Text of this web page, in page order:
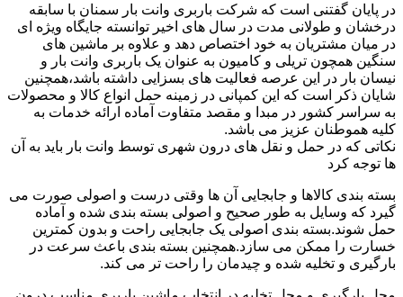
در پایان گفتنی است که شرکت باربری وانت بار سمنان با سابقه
درخشان و طولانی مدت در سال های اخیر توانسته جایگاه ویژه ای
در میان مشتریان به خود اختصاص دهد و علاوه بر ماشین های
سنگین همچون تریلی و کامیون به عنوان یک باربری وانت بار و
نیسان بار در این عرصه فعالیت های بسزایی داشته باشد،همچنین
شایان ذکر است که این کمپانی در زمینه حمل انواع کالا و محصولات
به سراسر کشور در مبدا و مقصد متفاوت آماده ارائه خدمات به
کلیه هموطنان عزیز می باشد.
نکاتی که در حمل و نقل های درون شهری توسط وانت بار باید به آن
ها توجه کرد
بسته بندی کالاها و جابجایی آن ها وقتی درست و اصولی صورت می
گیرد که وسایل به طور صحیح و اصولی بسته بندی شده و آماده
حمل شوند.بسته بندی اصولی یک جابجایی راحت و بدون کمترین
خسارت را ممکن می سازد.همچنین بسته بندی باعث سرعت در
بارگیری و تخلیه شده و چیدمان را راحت تر می کند.